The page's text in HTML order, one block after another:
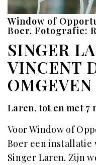
Window of
Boer. Fotografie:
SINGER
VINCENT
OMGEVEN
Laren, tot en met 7
Voor Window of
Boer een installatie
Singer Laren. Zijn